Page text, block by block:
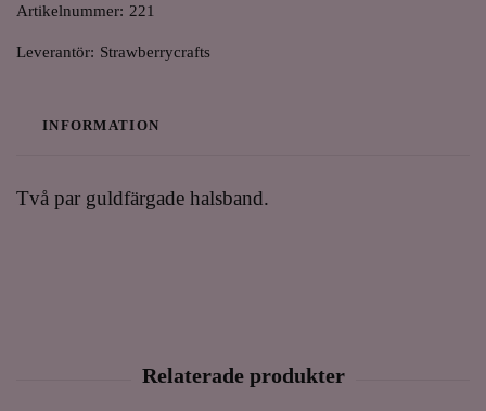
Artikelnummer: 221
Leverantör: Strawberrycrafts
INFORMATION
Två par guldfärgade halsband.